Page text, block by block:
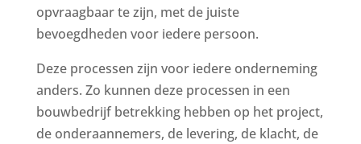
opvraagbaar te zijn, met de juiste
bevoegdheden voor iedere persoon.
Deze processen zijn voor iedere onderneming
anders. Zo kunnen deze processen in een
bouwbedrijf betrekking hebben op het project,
de onderaannemers, de levering, de klacht, de